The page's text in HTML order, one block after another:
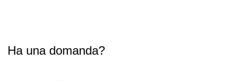
Ha una domanda?